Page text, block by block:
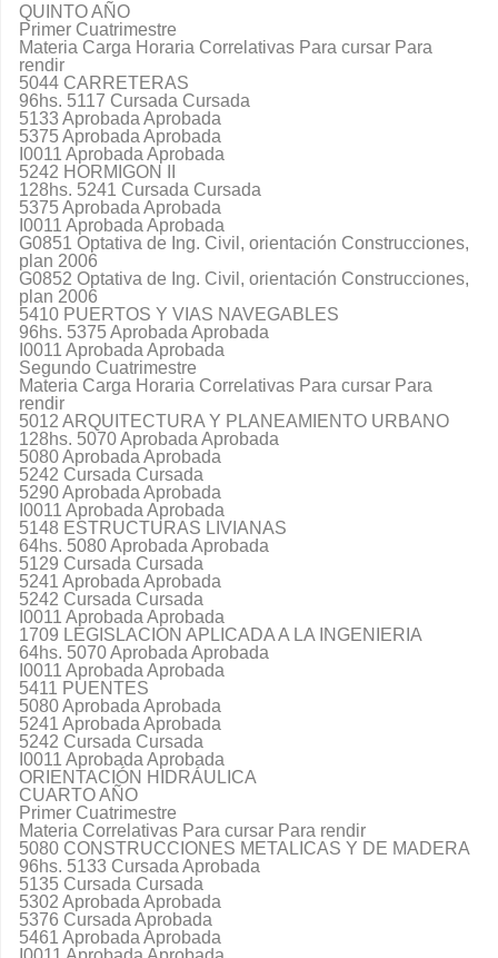
QUINTO AÑO
Primer Cuatrimestre
Materia Carga Horaria Correlativas Para cursar Para
rendir
5044 CARRETERAS
96hs. 5117 Cursada Cursada
5133 Aprobada Aprobada
5375 Aprobada Aprobada
I0011 Aprobada Aprobada
5242 HORMIGON II
128hs. 5241 Cursada Cursada
5375 Aprobada Aprobada
I0011 Aprobada Aprobada
G0851 Optativa de Ing. Civil, orientación Construcciones,
plan 2006
G0852 Optativa de Ing. Civil, orientación Construcciones,
plan 2006
5410 PUERTOS Y VIAS NAVEGABLES
96hs. 5375 Aprobada Aprobada
I0011 Aprobada Aprobada
Segundo Cuatrimestre
Materia Carga Horaria Correlativas Para cursar Para
rendir
5012 ARQUITECTURA Y PLANEAMIENTO URBANO
128hs. 5070 Aprobada Aprobada
5080 Aprobada Aprobada
5242 Cursada Cursada
5290 Aprobada Aprobada
I0011 Aprobada Aprobada
5148 ESTRUCTURAS LIVIANAS
64hs. 5080 Aprobada Aprobada
5129 Cursada Cursada
5241 Aprobada Aprobada
5242 Cursada Cursada
I0011 Aprobada Aprobada
1709 LEGISLACION APLICADA A LA INGENIERIA
64hs. 5070 Aprobada Aprobada
I0011 Aprobada Aprobada
5411 PUENTES
5080 Aprobada Aprobada
5241 Aprobada Aprobada
5242 Cursada Cursada
I0011 Aprobada Aprobada
ORIENTACIÓN HIDRÁULICA
CUARTO AÑO
Primer Cuatrimestre
Materia Correlativas Para cursar Para rendir
5080 CONSTRUCCIONES METALICAS Y DE MADERA
96hs. 5133 Cursada Aprobada
5135 Cursada Cursada
5302 Aprobada Aprobada
5376 Cursada Aprobada
5461 Aprobada Aprobada